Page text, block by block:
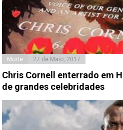
Morte 27 de Maio, 2017
Chris Cornell enterrado em
de grandes celebridades